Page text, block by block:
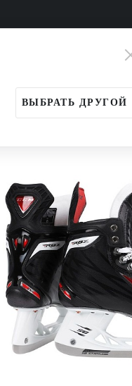
ВЫБРАТЬ ДРУГОЙ
Коньки Взрослые (SR)